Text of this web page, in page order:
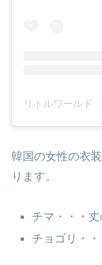
韓国の女性の衣
ります。
チマ・・・丈
チョゴリ・